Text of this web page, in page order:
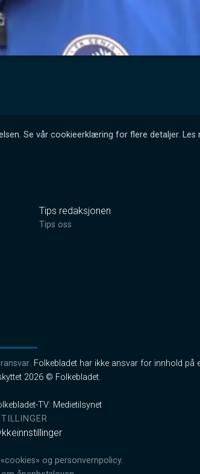
Se vår cookieerklæring for flere detaljer. Les
Tips redaksjonen
Tips oss
. Folkebladet har ikke ansvar for innhold på
2026 © Folkebladet.
TV: Medietilsynet
og personvernpolicy.